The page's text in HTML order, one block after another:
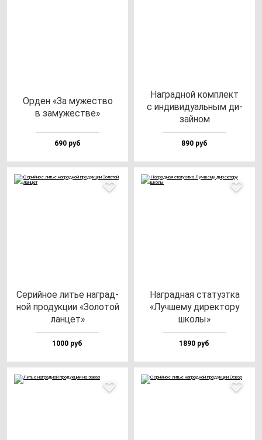
Орден «За му­жес­тво
в за­му­жес­тве»
690 руб
Наг­рад­ной ком­плект
с ин­ди­ви­ду­аль­ным ди­
зай­ном
890 руб
Серий­ное литье наг­рад­
ной про­дук­ции «Золо­той
лан­цет»
1000 руб
Наг­рад­ная ста­ту­эт­ка
«Луч­ше­му ди­рек­то­ру
шко­лы»
1890 руб